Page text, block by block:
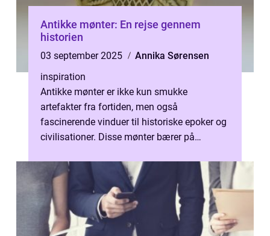
Antikke mønter: En rejse gennem
historien
03 september 2025
Annika Sørensen
inspiration
Antikke mønter er ikke kun smukke
artefakter fra fortiden, men også
fascinerende vinduer til historiske epoker og
civilisationer. Disse mønter bærer på